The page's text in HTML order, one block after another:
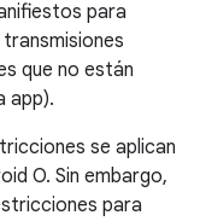
para
que no están
app).
se aplican
O. Sin embargo,
para